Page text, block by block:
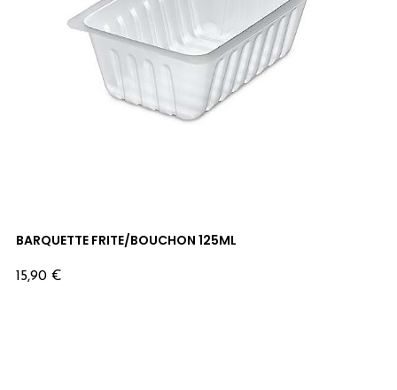
BARQUETTE FRITE/BOUCHON 125ML
Prix
15,90 €